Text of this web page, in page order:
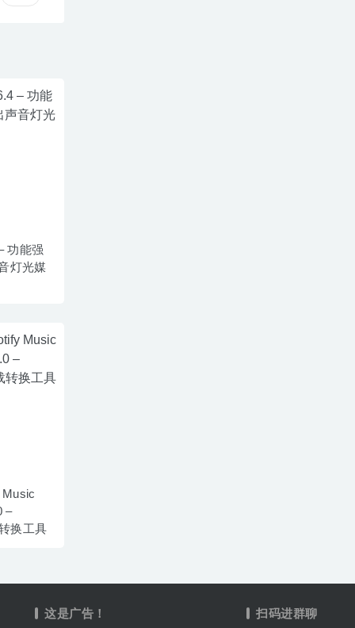
功能强
灯光媒
Music
–
换工具
这是广告！ 扫码进群聊